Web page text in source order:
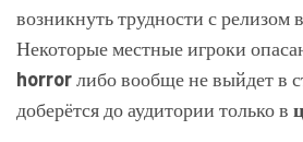
возникнуть трудности с релизом
Некоторые местные игроки
horrorлибо вообще не выйдет в
доберётся до аудитории только в